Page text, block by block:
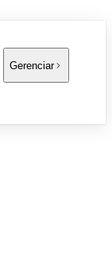
Gerenciar